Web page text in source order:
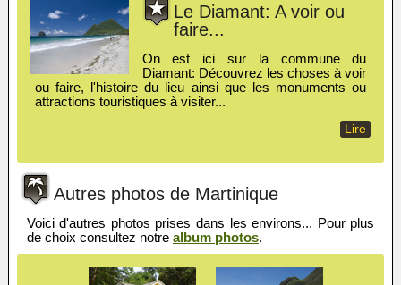
Le Diamant: A voir ou
faire...
On est ici sur la commune du
Diamant: Découvrez les choses à voir
ou faire, l'histoire du lieu ainsi que les monuments ou
attractions touristiques à visiter...
Lire
Autres photos de Martinique
Voici d'autres photos prises dans les environs... Pour plus
de choix consultez notre album photos.